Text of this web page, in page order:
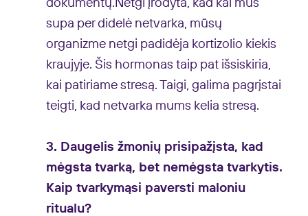
dokumentų. Netgi įrodyta, kad kai mus
supa per didelė netvarka, mūsų
organizme netgi padidėja kortizolio kiekis
kraujyje. Šis hormonas taip pat išsiskiria,
kai patiriame stresą. Taigi, galima pagrįstai
teigti, kad netvarka mums kelia stresą.
3. Daugelis žmonių prisipažįsta, kad
mėgsta tvarką, bet nemėgsta tvarkytis.
Kaip tvarkymąsi paversti maloniu
ritualu?